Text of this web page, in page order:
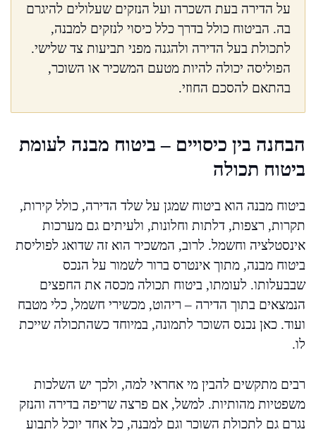
על הדירה בעת השכרה ועל הנזקים שעלולים להיגרם
בה. הביטוח כולל בדרך כלל כיסוי לנזקים למבנה,
לתכולת בעל הדירה ולהגנה מפני תביעות צד שלישי.
הפוליסה יכולה להיות מטעם המשכיר או השוכר,
בהתאם להסכם החוזי.
הבחנה בין כיסויים – ביטוח מבנה לעומת
ביטוח תכולה
ביטוח מבנה הוא ביטוח שמגן על שלד הדירה, כולל קירות,
תקרות, רצפות, דלתות וחלונות, ולעיתים גם מערכות
אינסטלציה וחשמל. לרוב, המשכיר הוא זה שדואג לפוליסת
ביטוח מבנה, מתוך אינטרס ברור לשמור על הנכס
שבבעלותו. לעומתו, ביטוח תכולה מכסה את החפצים
הנמצאים בתוך הדירה – ריהוט, מכשירי חשמל, כלי מטבח
ועוד. כאן נכנס השוכר לתמונה, במיוחד כשהתכולה שייכת
לו.
רבים מתקשים להבין מי אחראי למה, ולכך יש השלכות
משפטיות מהותיות. למשל, אם פרצה שריפה בדירה והנזק
נגרם גם לתכולת השוכר וגם למבנה, כל אחד יוכל לתבוע